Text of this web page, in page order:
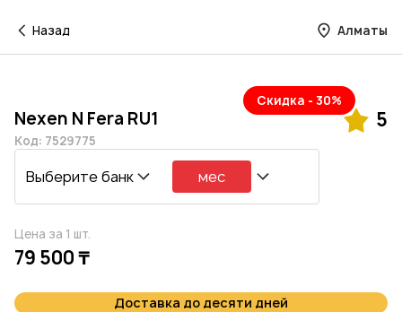
Назад Алматы
Скидка - 30%
Nexen N Fera RU1 5
Код: 7529775
Выберите банк мес
Цена за 1 шт.
79 500 ₸
Доставка до десяти дней